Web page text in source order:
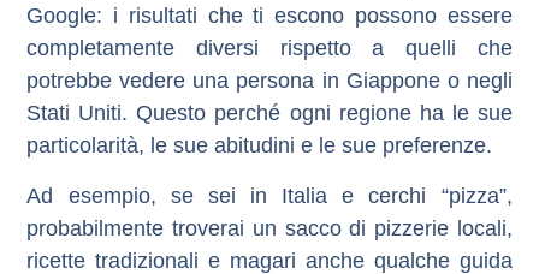
Google: i risultati che ti escono possono essere
completamente diversi rispetto a quelli che
potrebbe vedere una persona in Giappone o negli
Stati Uniti. Questo perché ogni regione ha le sue
particolarità, le sue abitudini e le sue preferenze.
Ad esempio, se sei in Italia e cerchi “pizza”,
probabilmente troverai un sacco di pizzerie locali,
ricette tradizionali e magari anche qualche guida